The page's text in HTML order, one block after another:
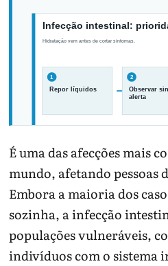
Desidratação é a
comum.
É uma das afecções mais
mundo, afetando pessoas
Embora a maioria dos
sozinha, a infecção
populações vulneráveis,
indivíduos com o sistema